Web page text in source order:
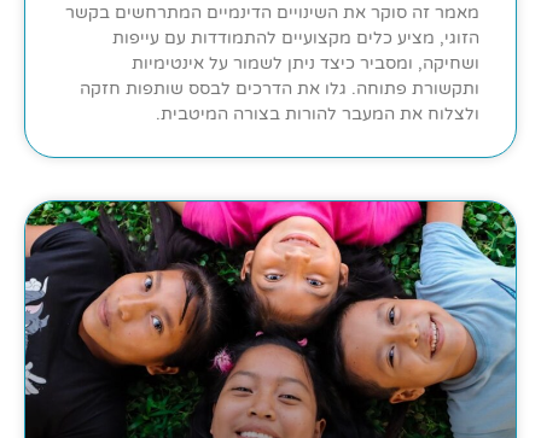
מאמר זה סוקר את השינויים הדינמיים המתרחשים בקשר
הזוגי, מציע כלים מקצועיים להתמודדות עם עייפות
ושחיקה, ומסביר כיצד ניתן לשמור על אינטימיות
ותקשורת פתוחה. גלו את הדרכים לבסס שותפות חזקה
ולצלוח את המעבר להורות בצורה המיטבית.